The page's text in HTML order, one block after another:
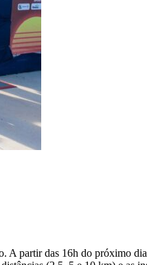
A partir das 16h do próximo